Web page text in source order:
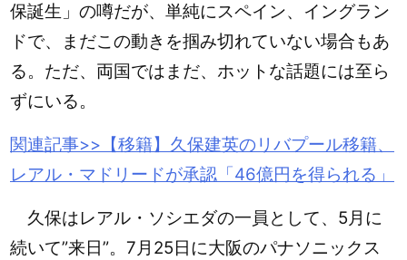
保誕生」の噂だが、単純にスペイン、イングラン
ドで、まだこの動きを掴み切れていない場合もあ
る。ただ、両国ではまだ、ホットな話題には至ら
ずにいる。
関連記事>>【移籍】 久保建英のリバプール移籍、
レアル・マドリードが承認「46億円を得られる」
久保はレアル・ソシエダの一員として、5月に
続いて”来日”。7月25日に大阪のパナソニックス